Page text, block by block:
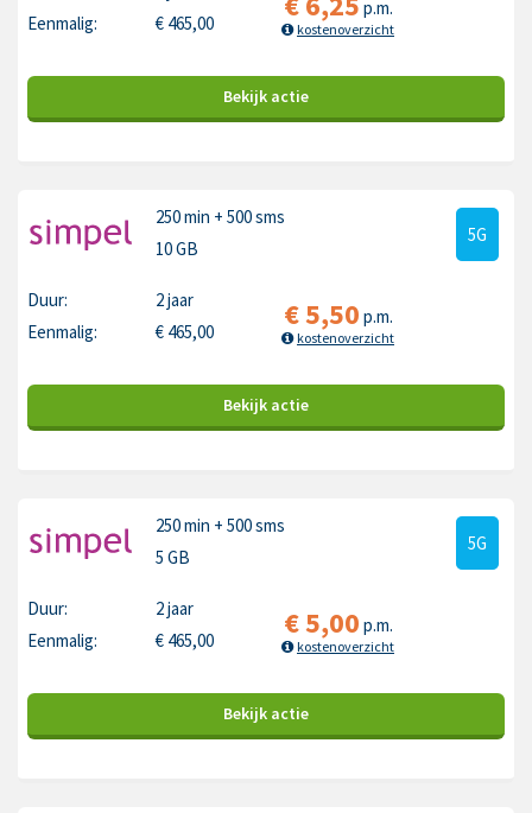
Eenmalig:
€ 465,00
p.m.
kostenoverzicht
Bekijk actie
250 min + 500 sms
10 GB
5G
Duur:
2 jaar
Eenmalig:
€ 465,00 €5,50 p.m.
kostenoverzicht
Bekijk actie
250 min + 500 sms
5 GB
5G
Duur:
2 jaar
Eenmalig:
€ 465,00 €5,00 p.m.
kostenoverzicht
Bekijk actie